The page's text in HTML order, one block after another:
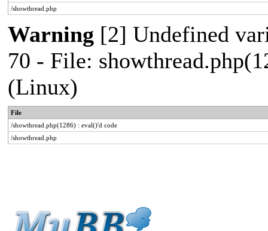
/showthread.php
Warning [2] Undefined
70 - File:
(Linux)
File
/showthread.php(1286) : eval()'d code
/showthread.php